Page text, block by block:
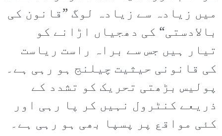
میں زیادہ سے زیادہ لوگ ”قانون کی
بالادستی“ کی دھجیاں اڑانے کو
تیار ہیں جس سے براہ راست ریاست
کی قانونی حیثیت چیلنج ہو رہی ہے۔
پولیس بڑھتی تحریک کو تشدد کے
ذریعے کنٹرول نہیں کر پا رہی اور
کئی مواقع پر پسپا بھی ہو رہی ہے۔